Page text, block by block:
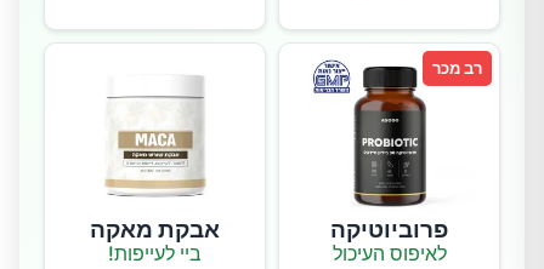
רב מכר
פרוביוטיקה
לאיפוס העיכול
אבקת מאקה
ביי לעייפות!